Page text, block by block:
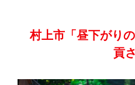
村上市「昼下がり
貢